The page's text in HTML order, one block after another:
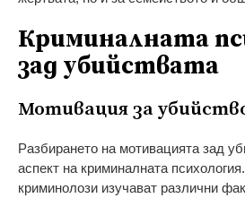
Криминалната
зад убийствата
Мотивация за
Разбирането на мотивацията зад
аспект на криминалната
криминолози изучават различни